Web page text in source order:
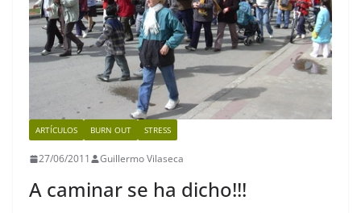
ARTÍCULOS BURN OUT STRESS
27/06/2011 Guillermo Vilaseca
A caminar se ha dicho!!!